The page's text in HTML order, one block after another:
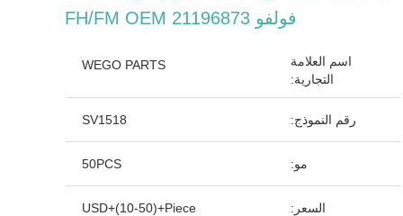
فولفو FH/FM OEM 21196873
اسم العلامة
التجارية:
WEGO PARTS
رقم النموذج: SV1518
مو: 50PCS
السعر: USD+(10-50)+Piece